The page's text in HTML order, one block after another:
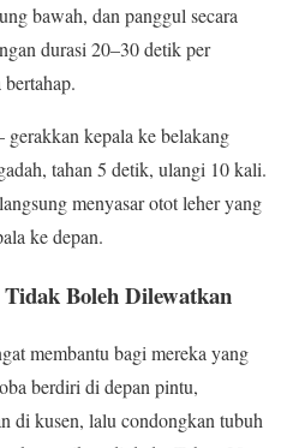
bawah, dan panggul secara
durasi 20–30 detik per
kepala ke belakang
tahan 5 detik, ulangi 10 kali.
menyasar otot leher yang
ke depan.
Boleh Dilewatkan
membantu bagi mereka yang
berdiri di depan pintu,
di kusen, lalu condongkan tubuh